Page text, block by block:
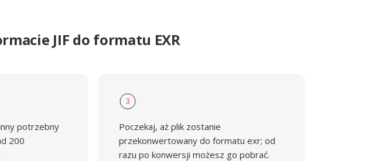
JIF do formatu EXR
potrzebny
200
3
Poczekaj, aż plik zostanie
przekonwertowany do formatu exr; od
razu po konwersji możesz go pobrać.